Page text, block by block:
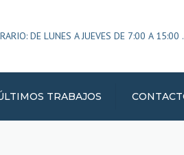
DE LUNES A JUEVES DE 7:00 A
TRABAJOS